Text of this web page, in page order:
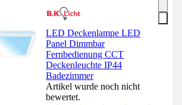
LED Deckenlampe LED
Panel Dimmbar
Fernbedienung CCT
Deckenleuchte IP44
Badezimmer
Artikel wurde noch nicht
bewertet.